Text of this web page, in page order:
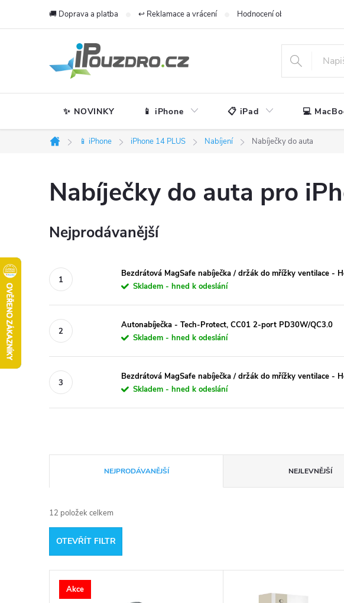
🚚 Doprava a platba ↩️ Reklamace a vrácení Hodnocení obchodu
✨ NOVINKY 📱 iPhone 📋 iPad 💻
Domů
📱 iPhone iPhone 14 PLUS Nabíjení Nabíječky do auta
Nabíječky do auta pro
Nejprodávanější
Bezdrátová MagSafe nabíječka / držák do mřížky ventilace -
Skladem - hned k odeslání
Autonabíječka - Tech-Protect, CC01 2-port PD30W/QC3.0
Skladem - hned k odeslání
Bezdrátová MagSafe nabíječka / držák do mřížky ventilace -
Skladem - hned k odeslání
a
z
e
n
NEJPRODÁVANĚJŠÍ NEJLEVNĚJŠÍ
12 položek celkem
OTEVŘÍT FILTR
VAkce